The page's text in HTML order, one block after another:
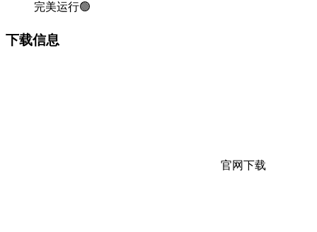
完美运行🟢
下载信息
官网下载